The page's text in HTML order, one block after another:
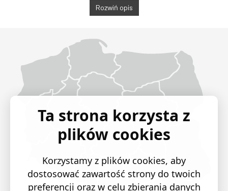
prowadzone w sposób estetyczny i bezpieczny.
Rozwiń opis
Ta strona korzysta z
plików cookies
Korzystamy z plików cookies, aby
dostosować zawartość strony do twoich
preferencji oraz w celu zbierania danych